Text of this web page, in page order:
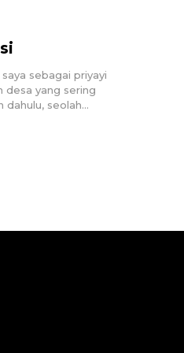
sebagai priyayi
desa yang sering
seolah...